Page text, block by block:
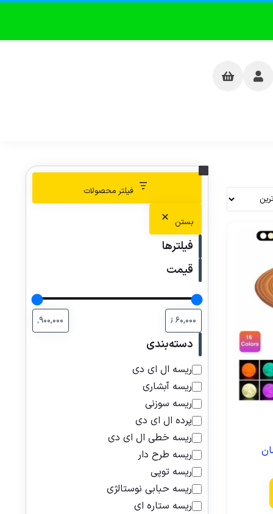
فیلتر محصولات
بستن
فیلترها
قیمت
دسته‌بندی
ریسه ال ای دی
ریسه آبشاری
ریسه سوزنی
پرده ال ای دی
ریسه خطی ال ای دی
ریسه طرح دار
ریسه توپی
ریسه حبابی نوستالژی
ریسه ستاره ای